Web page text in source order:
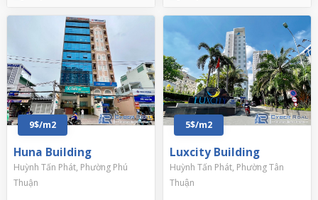
9$/m2
Huna Building
Huỳnh Tấn Phát, Phường Phú
Thuận
5$/m2
Luxcity Building
Huỳnh Tấn Phát, Phường Tân
Thuận